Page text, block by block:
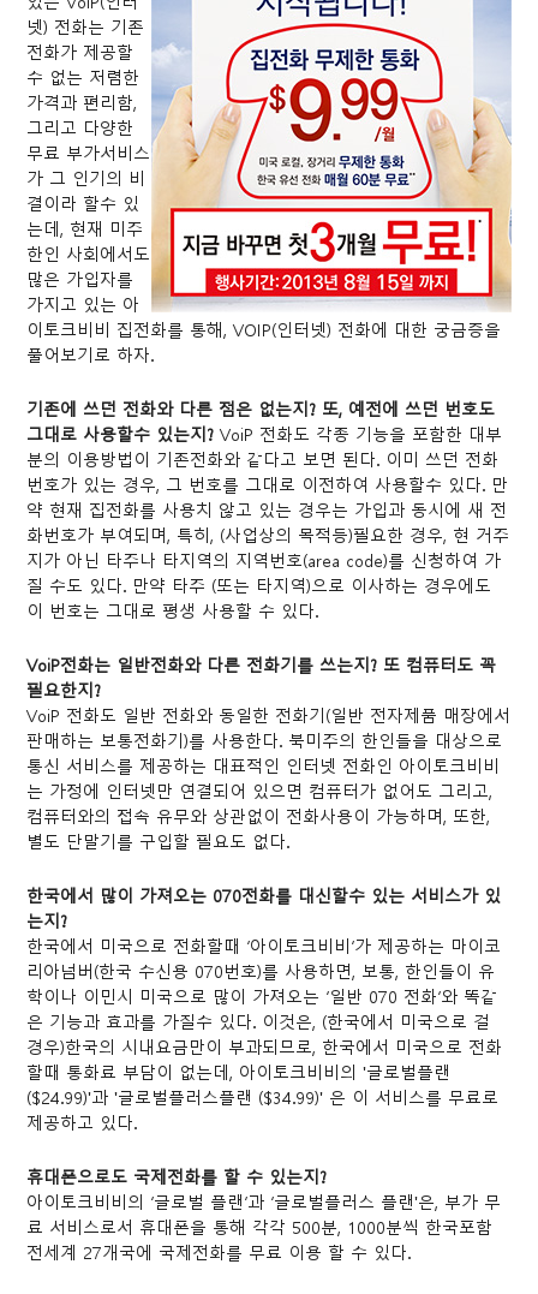
넷) 전화는 기존
전화가 제공할
수 없는 저렴한
가격과 편리함,
그리고 다양한
무료 부가서비스
가 그 인기의 비
결이라 할수 있
는데, 현재 미주
한인 사회에서도
많은 가입자를
가지고 있는 아
이토크비비 집전화를 통해, VOIP(인터넷) 전화에 대한 궁금증을
풀어보기로 하자.
기존에 쓰던 전화와 다른 점은 없는지? 또, 예전에 쓰던 번호도
그대로 사용할수 있는지? VoiP 전화도 각종 기능을 포함한 대부
분의 이용방법이 기존전화와 같다고 보면 된다. 이미 쓰던 전화
번호가 있는 경우, 그 번호를 그대로 이전하여 사용할수 있다. 만
약 현재 집전화를 사용치 않고 있는 경우는 가입과 동시에 새 전
화번호가 부여되며, 특히, (사업상의 목적등)필요한 경우, 현 거주
지가 아닌 타주나 타지역의 지역번호(area code)를 신청하여 가
질 수도 있다. 만약 타주 (또는 타지역)으로 이사하는 경우에도
이 번호는 그대로 평생 사용할 수 있다.
VoiP전화는 일반전화와 다른 전화기를 쓰는지? 또 컴퓨터도 꼭
필요한지?
VoiP 전화도 일반 전화와 동일한 전화기(일반 전자제품 매장에서
판매하는 보통전화기)를 사용한다. 북미주의 한인들을 대상으로
통신 서비스를 제공하는 대표적인 인터넷 전화인 아이토크비비
는 가정에 인터넷만 연결되어 있으면 컴퓨터가 없어도 그리고,
컴퓨터와의 접속 유무와 상관없이 전화사용이 가능하며, 또한,
별도 단말기를 구입할 필요도 없다.
한국에서 많이 가져오는 070전화를 대신할수 있는 서비스가 있
는지?
한국에서 미국으로 전화할때 ‘아이토크비비’가 제공하는 마이코
리아넘버(한국 수신용 070번호)를 사용하면, 보통, 한인들이 유
학이나 이민시 미국으로 많이 가져오는 ‘일반 070 전화’와 똑같
은 기능과 효과를 가질수 있다. 이것은, (한국에서 미국으로 걸
경우)한국의 시내요금만이 부과되므로, 한국에서 미국으로 전화
할때 통화료 부담이 없는데, 아이토크비비의 '글로벌플랜
($24.99)'과 '글로벌플러스플랜 ($34.99)' 은 이 서비스를 무료로
제공하고 있다.
휴대폰으로도 국제전화를 할 수 있는지?
아이토크비비의 ‘글로벌 플랜’과 ‘글로벌플러스 플랜'은, 부가 무
료 서비스로서 휴대폰을 통해 각각 500분, 1000분씩 한국포함
전세계 27개국에 국제전화를 무료 이용 할 수 있다.